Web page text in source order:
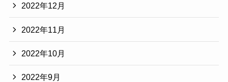
2022年12月
2022年11月
2022年10月
2022年9月